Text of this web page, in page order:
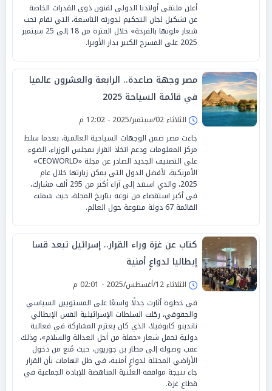
أعلن ملتقى أولادنا الدولي لفنون ذوي القدرات الخاصة
عن تشكيل لجان التحكيم لدورته التاسعة، التي تقام تحت
شعار «لونها بالفرحة» خلال الفترة من 18 إلى 25 سبتمبر
2025 على المسرح الكبير بدار الأوبرا.
مصر وجهة صاعدة.. الرابعة والعشرون عالميا
في قائمة السياحة 2025
الثلاثاء 02/سبتمبر/2025 - 12:02 م
جاءت مصر ضمن الوجهات السياحية العالمية، بعدما سلط
مركز المعلومات ودعم اتخاذ القرار بمجلس الوزراء، الضوء
على التصنيف الجديد الصادر عن مجلة «CEOWORLD»
الأمريكية، لأفضل الدول التي يمكن زيارتها خلال عام
2025، والذي استند إلى آراء أكثر من 295 ألف مشارك،
في أكبر استقصاء من نوعه بتاريخ المجلة، حيث شملت
القائمة 67 دولة متنوعة حول العالم.
كتاب عن غزة وراء القرار.. إسرائيل تبعد قسا
إيطاليا لدواعٍ أمنية
الثلاثاء 12/أغسطس/2025 - 02:01 م
في خطوة أثارت جدلًا واسعًا على المستويين السياسي
والحقوقي، رحّلت السلطات الإسرائيلية القس الإيطالي
ناندينو كابوفيلا، الذي كان يعتزم المشاركة في فعالية
دولية تحمل شعار «حملة من أجل العدالة والسلام»، وذلك
عقب وصوله إلى مطار بن جوريون، حيث مُنع من دخول
الأراضي المحتلة لدواعٍ أمنية، في ظل اتهامات بأن القرار
جاء نتيجة مواقفه العلنية المناهضة للإبادة الجماعية في
قطاع غزة.